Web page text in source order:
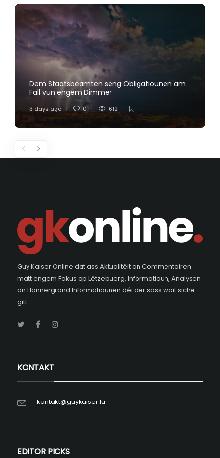
Dem Staatsbeamten seng Obligatiounen am
Fall vun engem Dimmer
3 days ago 0 612
Guy Kaiser Online dat ass Aktualitéit an Commentairen
matt engem Fokus op Lëtzebuerg. Informatioun, Analysen
an Hannergrond Informatiounen déi der soss wäit siche
gitt.
KONTAKT
kontakt@guykaiser.lu
EDITOR PICKS